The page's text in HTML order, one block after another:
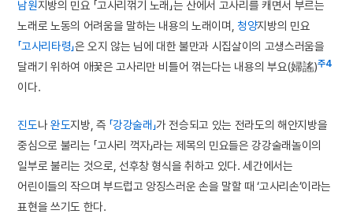
남원지방의 민요 「고사리꺾기 노래」는 산에서 고사리를 캐면서 부르는
노래로 노동의 어려움을 말하는 내용의 노래이며, 청양지방의 민요
「고사리타령」은 오지 않는 님에 대한 불만과 시집살이의 고생스러움을
달래기 위하여 애꿎은 고사리만 비틀어 꺾는다는 내용의 부요(婦謠)주4
이다.
진도나완도지방, 즉 「강강술래」가 전승되고 있는 전라도의 해안지방을
중심으로 불리는 「고사리 꺽자」라는 제목의 민요들은 강강술래놀이의
일부로 불리는 것으로, 선후창 형식을 취하고 있다. 세간에서는
어린이들의 작으며 부드럽고 앙징스러운 손을 말할 때 ‘고사리손’이라는
표현을 쓰기도 한다.